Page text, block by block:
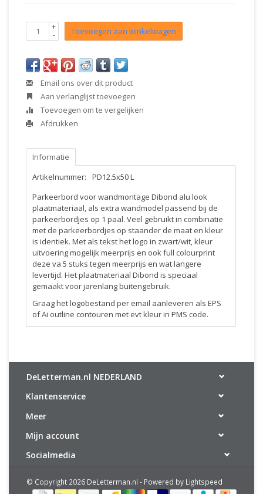
+
- Toevoegen aan winkelwagen
Email ons over dit product
Aan verlanglijst toevoegen
Toevoegen om te vergelijken
Afdrukken
Informatie
Artikelnummer:
PD12.5x50 L
Parkeerbord voor wandmontage Dibond alu look
plaatmateriaal, als extra wandmodel passend bij de
parkeerbordjes op 1 paal. Veel gebruikt in combinatie
met de parkeerbordjes op staander de maat en kleur
is identiek. Met als tekst het logo in zwart/wit, kleur
uitvoering mogelijk meerprijs en ook full colourprint
deze va 5 stuks tegen meerprijs en wat langere
levertijd. Het plaatmateriaal Dibond is speciaal
gemaakt voor jarenlang buitengebruik.
Graag het logobestand per email aanleveren als EPS
of Ai outline contouren met evt kleur in PMS code.
DeLetterman.nl NEDERLAND
Klantenservice
Meer
Mijn account
Socialmedia
© Copyright 2026 DeLetterman.nl - Powered by Lightspeed